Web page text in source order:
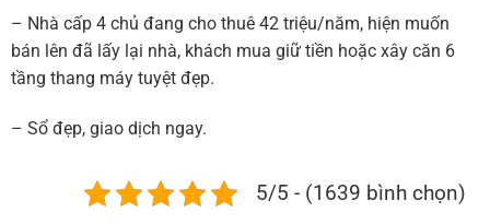
– Nhà cấp 4 chủ đang cho thuê 42 triệu/năm, hiện muốn
bán lên đã lấy lại nhà, khách mua giữ tiền hoặc xây căn 6
tầng thang máy tuyệt đẹp.
– Sổ đẹp, giao dịch ngay.
5/5 - (1639 bình chọn)